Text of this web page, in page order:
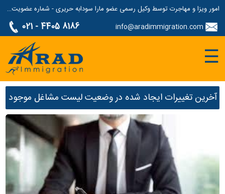
امور ویزا و مهاجرت توسط وکیل رسمی عضو مارا سودابه حریری - شماره عضویت مارا: 1687507
021 - 4405 8186 info@aradimmigration.com
☰
آخرین تغییرات ایجاد شده در وضعیت لیست مشاغل موجود
در ایالت SA